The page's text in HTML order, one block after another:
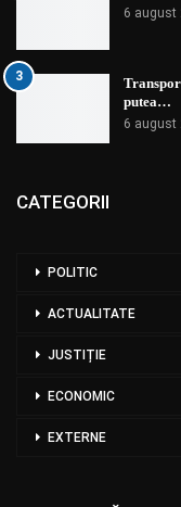
6 august
3
putea…
6 august
CATEGORII
POLITIC
ACTUALITATE
JUSTIȚIE
ECONOMIC
EXTERNE